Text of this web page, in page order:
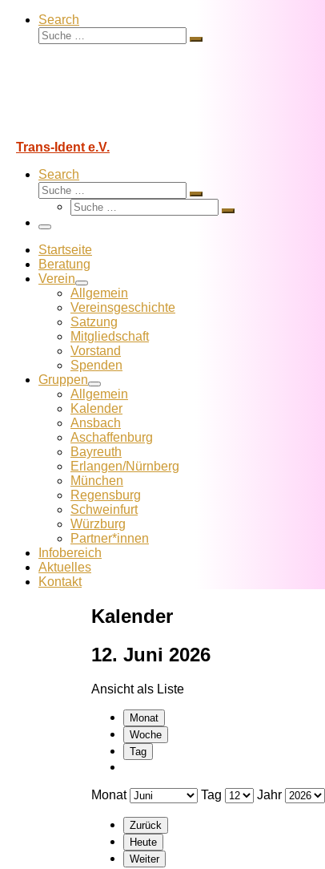
Search
Suche
Suche
Trans-Ident e.V.
Search
Suche
Suche
Suche
Suche
Menü
Startseite
Beratung
Verein
Allgemein
Vereins­geschichte
Satzung
Mitglied­schaft
Vorstand
Spenden
Gruppen
Allgemein
Kalender
Ansbach
Aschaffenburg
Bayreuth
Erlangen/Nürnberg
München
Regensburg
Schweinfurt
Würzburg
Partner*innen
Infobereich
Aktuelles
Kontakt
Kalender
12. Juni 2026
Ansicht als Liste
Monat
Woche
Tag
Monat Tag Jahr
Zurück
Heute
Weiter